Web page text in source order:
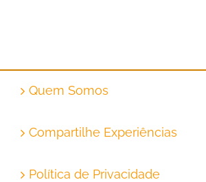
Quem Somos
Compartilhe Experiências
Política de Privacidade